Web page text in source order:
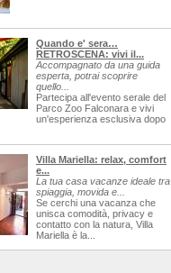
Quando e' sera…
RETROSCENA: vivi il...
Accompagnato da una guida
esperta, potrai scoprire
quello...
Partecipa all'evento serale del
Parco Zoo Falconara e vivi
un'esperienza esclusiva dopo
Villa Mariella: relax, comfort
e...
La tua casa vacanze ideale tra
spiaggia, movida e...
Se cerchi una vacanza che
unisca comodità, privacy e
contatto con la natura, Villa
Mariella è la...